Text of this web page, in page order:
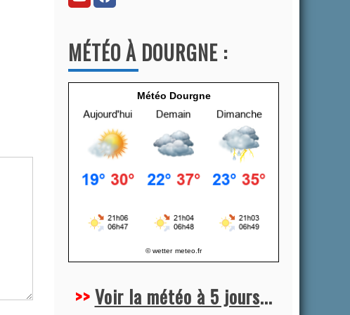
n
t
i
v
MÉTÉO À DOURGNE :
Météo Dourgne
© wetter meteo.fr
>>Voir la météo à 5 jours...